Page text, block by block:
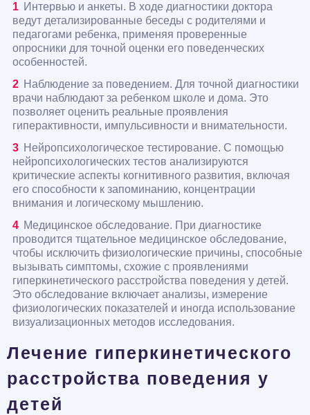
Интервью и анкеты. В ходе диагностики доктора
ведут детализированные беседы с родителями и
педагогами ребенка, применяя проверенные
опросники для точной оценки его поведенческих
особенностей.
Наблюдение за поведением. Для точной диагностики
врачи наблюдают за ребенком школе и дома. Это
позволяет оценить реальные проявления
гиперактивности, импульсивности и внимательности.
Нейропсихологическое тестирование. С помощью
нейропсихологических тестов анализируются
критические аспекты когнитивного развития, включая
его способности к запоминанию, концентрации
внимания и логическому мышлению.
Медицинское обследование. При диагностике
проводится тщательное медицинское обследование,
чтобы исключить физиологические причины, способные
вызывать симптомы, схожие с проявлениями
гиперкинетического расстройства поведения у детей.
Это обследование включает анализы, измерение
физиологических показателей и иногда использование
визуализационных методов исследования.
Лечение гиперкинетического
расстройства поведения у
детей